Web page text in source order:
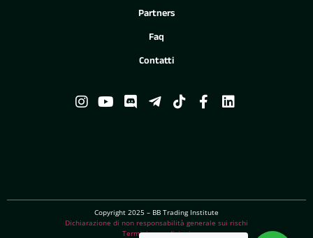
Partners
Faq
Contatti
Copyright 2025 – BB Trading Institute
Dichiarazione di non responsabilità generale sui rischi
Termini e condizioni